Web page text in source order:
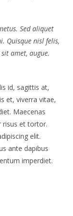
Sed aliquet
Quisque nisl felis,
amet, augue.
id, sagittis at,
et, viverra vitae,
Maecenas
risus et tortor.
elit.
ante dapibus
imperdiet.